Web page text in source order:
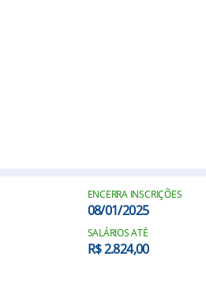
ENCERRA INSCRIÇÕES
08/01/2025
SALÁRIOS ATÉ
R$ 2.824,00